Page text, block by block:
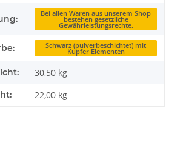
Bei allen Waren aus unserem Shop
bestehen gesetzliche
Gewährleistungsrechte.
Schwarz (pulverbeschichtet) mit
Kupfer Elementen
30,50 kg
22,00 kg